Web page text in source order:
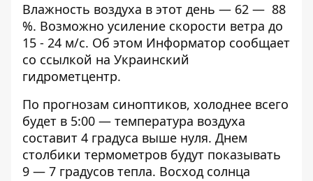
Влажность воздуха в этот день — 62 — 88
%. Возможно усиление скорости ветра до
15 - 24 м/с. Об этом Информатор сообщает
со ссылкой на Украинский
гидрометцентр.
По прогнозам синоптиков, холоднее всего
будет в 5:00 — температура воздуха
составит 4 градуса выше нуля. Днем
столбики термометров будут показывать
9 — 7 градусов тепла. Восход солнца